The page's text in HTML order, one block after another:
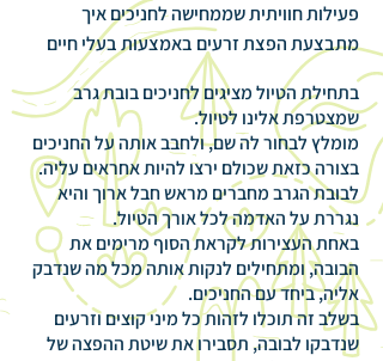
פעילות חוויתית שממחישה לחניכים איך
מתבצעת הפצת זרעים באמצעות בעלי חיים
בתחילת הטיול מציגים לחניכים בובת גרב
שמצטרפת אלינו לטיול.
מומלץ לבחור לה שם, ולחבב אותה על החניכים
בצורה כזאת שכולם ירצו להיות אחראים עליה.
לבובת הגרב מחברים מראש חבל ארוך והיא
נגררת על האדמה לכל אורך הטיול.
באחת העצירות לקראת הסוף מרימים את
הבובה, ומתחילים לנקות אותה מכל מה שנדבק
אליה, ביחד עם החניכים.
בשלב זה תוכלו לזהות כל מיני קוצים וזרעים
שנדבקו לבובה, תסבירו את שיטת ההפצה של